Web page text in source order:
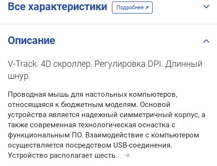
Все характеристики Подробнее
Описание
V-Track. 4D скроллер. Регулировка DPI. Длинный
шнур.
Проводная мышь для настольных компьютеров,
относящаяся к бюджетным моделям. Основой
устройства является надежный симметричный корпус, а
также современная технологическая оснастка с
функциональным ПО. Взаимодействие с компьютером
осуществляется посредством USB-соединения.
Устройство располагает шесть...